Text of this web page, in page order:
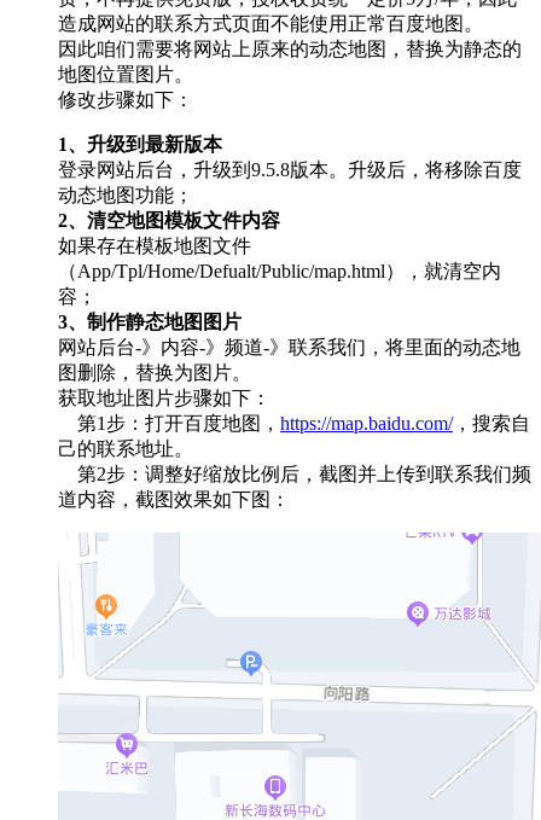
造成网站的联系方式页面不能使用正常百度地图。
因此咱们需要将网站上原来的动态地图，替换为静态的
地图位置图片。
修改步骤如下：
1、升级到最新版本
登录网站后台，升级到9.5.8版本。升级后，将移除百度
动态地图功能；
2、清空地图模板文件内容
如果存在模板地图文件
（App/Tpl/Home/Defualt/Public/map.html），就清空内
容；
3、制作静态地图图片
网站后台-》内容-》频道-》联系我们，将里面的动态地
图删除，替换为图片。
获取地址图片步骤如下：
第1步：打开百度地图， https://map.baidu.com/，搜索自
己的联系地址。
第2步：调整好缩放比例后，截图并上传到联系我们频
道内容，截图效果如下图：